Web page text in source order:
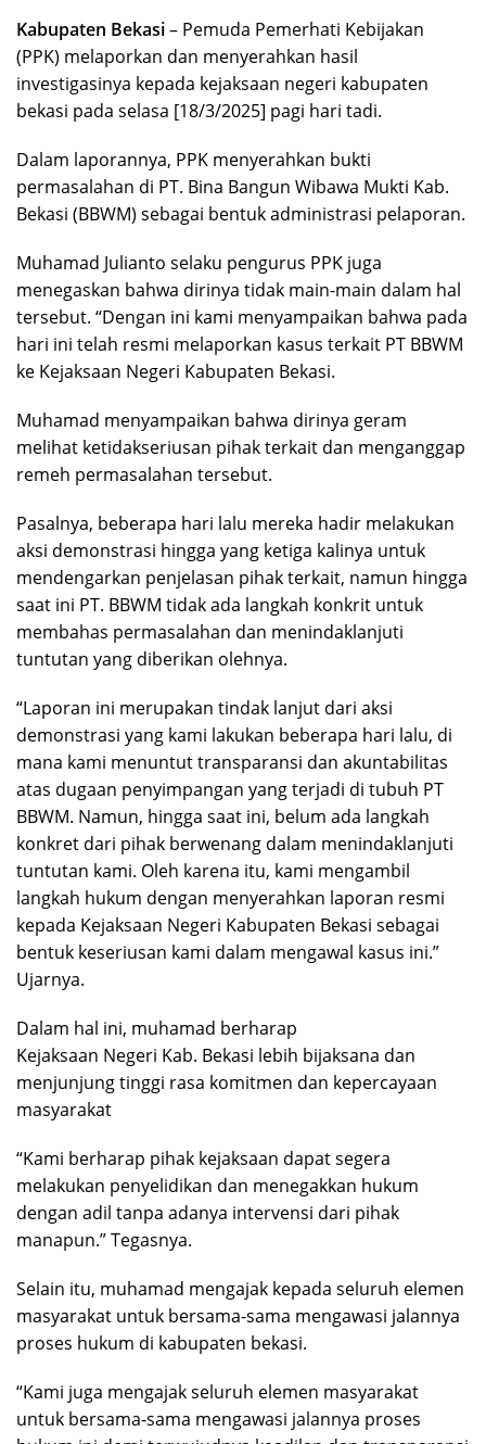
Kabupaten Bekasi– Pemuda Pemerhati Kebijakan
(PPK) melaporkan dan menyerahkan hasil
investigasinya kepada kejaksaan negeri kabupaten
bekasi pada selasa [18/3/2025] pagi hari tadi.
Dalam laporannya, PPK menyerahkan bukti
permasalahan di PT. Bina Bangun Wibawa Mukti Kab.
Bekasi (BBWM) sebagai bentuk administrasi pelaporan.
Muhamad Julianto selaku pengurus PPK juga
menegaskan bahwa dirinya tidak main-main dalam hal
tersebut. “Dengan ini kami menyampaikan bahwa pada
hari ini telah resmi melaporkan kasus terkait PT BBWM
ke Kejaksaan Negeri Kabupaten Bekasi.
Muhamad menyampaikan bahwa dirinya geram
melihat ketidakseriusan pihak terkait dan menganggap
remeh permasalahan tersebut.
Pasalnya, beberapa hari lalu mereka hadir melakukan
aksi demonstrasi hingga yang ketiga kalinya untuk
mendengarkan penjelasan pihak terkait, namun hingga
saat ini PT. BBWM tidak ada langkah konkrit untuk
membahas permasalahan dan menindaklanjuti
tuntutan yang diberikan olehnya.
“Laporan ini merupakan tindak lanjut dari aksi
demonstrasi yang kami lakukan beberapa hari lalu, di
mana kami menuntut transparansi dan akuntabilitas
atas dugaan penyimpangan yang terjadi di tubuh PT
BBWM. Namun, hingga saat ini, belum ada langkah
konkret dari pihak berwenang dalam menindaklanjuti
tuntutan kami. Oleh karena itu, kami mengambil
langkah hukum dengan menyerahkan laporan resmi
kepada Kejaksaan Negeri Kabupaten Bekasi sebagai
bentuk keseriusan kami dalam mengawal kasus ini.”
Ujarnya.
Dalam hal ini, muhamad berharap
Kejaksaan Negeri Kab. Bekasi lebih bijaksana dan
menjunjung tinggi rasa komitmen dan kepercayaan
masyarakat
“Kami berharap pihak kejaksaan dapat segera
melakukan penyelidikan dan menegakkan hukum
dengan adil tanpa adanya intervensi dari pihak
manapun.” Tegasnya.
Selain itu, muhamad mengajak kepada seluruh elemen
masyarakat untuk bersama-sama mengawasi jalannya
proses hukum di kabupaten bekasi.
“Kami juga mengajak seluruh elemen masyarakat
untuk bersama-sama mengawasi jalannya proses